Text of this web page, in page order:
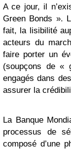
A ce jour, il
Green Bonds ».
fait, la lisibilité
acteurs du
faire porter un
(soupçons de «
engagés dans
assurer la
La Banque
processus de
composé d’une